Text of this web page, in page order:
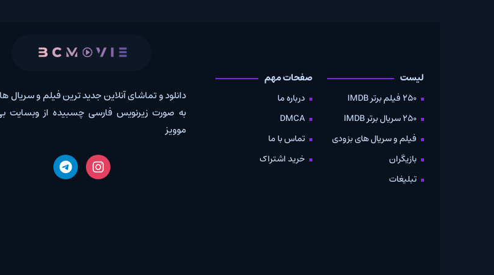
فیلم و سریال های بزودی
صفحات مهم
درباره ما
DMCA
تماس با ما
دانلود و تماشای آنلاین جدید ترین فیلم و سریال های دنیا
به صورت زیرنویس فارسی چسبیده از وبسایت بی سی